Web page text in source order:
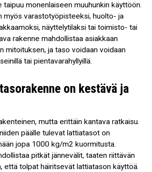
taipuu monenlaiseen muuhunkin käyttöön.
myös varastotyöpisteeksi, huolto- ja
näyttelytilaksi tai toimisto- tai
rakenne mahdollistaa asiakkaan
mitoituksen, ja taso voidaan voidaan
tai pientavarahyllyillä.
on kestävä ja
mutta erittäin kantava ratkaisu.
päälle tulevat lattiatasot on
jopa 1000 kg/m2 kuormitusta.
pitkät jännevälit, taaten riittävän
että tolpat häiritsevät lattiatason käyttöä.